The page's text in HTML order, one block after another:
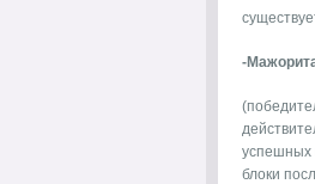
-
успешных
блоки